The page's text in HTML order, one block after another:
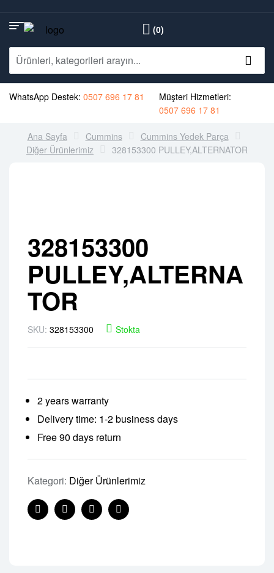
(0)
WhatsApp Destek: 0507 696 17 81
Müşteri Hizmetleri:
0507 696 17 81
Ana Sayfa Cummins
Cummins Yedek Parça
Diğer Ürünlerimiz
328153300 PULLEY,ALTERNATOR
328153300
PULLEY,ALTERNA
TOR
SKU: 328153300 Stokta
2 years warranty
Delivery time: 1-2 business days
Free 90 days return
Kategori: Diğer Ürünlerimiz
FacebookTwitterLinkedinPinterest